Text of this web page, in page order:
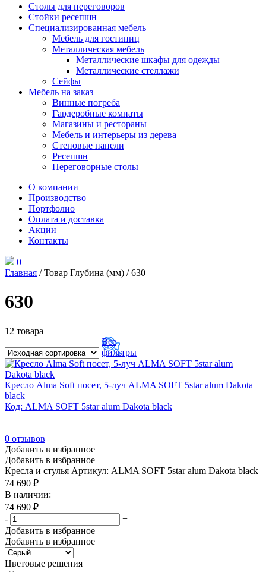
Столы для переговоров
Стойки ресепшн
Специализированная мебель
Мебель для гостиниц
Металлическая мебель
Металлические шкафы для одежды
Металлические стеллажи
Сейфы
Мебель на заказ
Винные погреба
Гардеробные комнаты
Магазины и рестораны
Мебель и интерьеры из дерева
Стеновые панели
Ресепшн
Переговорные столы
О компании
Производство
Портфолио
Оплата и доставка
Акции
Контакты
0
Главная / Товар Глубина (мм) / 630
630
В продаже(0)
Цвет
Антрацит
Антрацит/Металл серый
Антрацит/Черный (2)
Бежевый
Бежевый/Венге
Бежевый/Орех(9)
Бежевый/Полированный алюминий
Бежевый/Хром
12 товара
Все
фильтры
Кресло Alma Soft посет, 5-луч ALMA SOFT 5star alum Dakota
black
Код: ALMA SOFT 5star alum Dakota black
0 отзывов
Добавить в избранное
Добавить в избранное
Кресла и стулья Артикул: ALMA SOFT 5star alum Dakota black
74 690 ₽
В наличии:
74 690 ₽
-
+
Добавить в избранное
Добавить в избранное
Цветовые решения